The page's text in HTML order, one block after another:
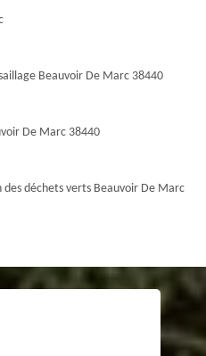
Beauvoir De Marc 38440
De Marc 38440
déchets verts Beauvoir De Marc